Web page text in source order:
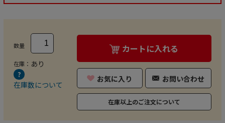
数量
在庫： あり
在庫数について
カートに入れる
お気に入り お問い合わせ
在庫以上のご注文について